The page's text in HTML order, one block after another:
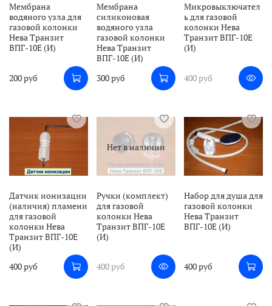
Мембрана
водяного узла для
газовой колонки
Нева Транзит
ВПГ-10Е (И)
200 руб
Мембрана
силиконовая
водяного узла
газовой колонки
Нева Транзит
ВПГ-10Е (И)
300 руб
Микровыключател
ь для газовой
колонки Нева
Транзит ВПГ-10Е
(И)
400 руб
Датчик ионизации
(наличия) пламени
для газовой
колонки Нева
Транзит ВПГ-10Е
(И)
400 руб
Нет в наличии
Ручки (комплект)
для газовой
колонки Нева
Транзит ВПГ-10Е
(И)
400 руб
Набор для душа для
газовой колонки
Нева Транзит
ВПГ-10Е (И)
400 руб